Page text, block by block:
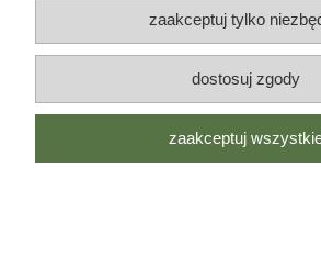
122x29x31 żywołapka
szczury, łaski,
jednowejściowa
179,00 zł
zaakceptuj tylko
dostosuj zgody
zaakceptuj